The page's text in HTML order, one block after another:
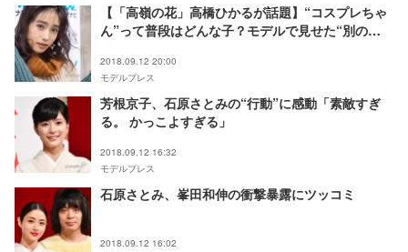
【「高嶺の花」高橋ひかるが話題】“コスプレちゃ
ん”って普段はどんな子？モデルで見せた“別の
2018.09.12 20:00
モデルプレス
芳根京子、石原さとみの“行動”に感動「素敵すぎ
る。 かっこよすぎる」
2018.09.12 16:32
モデルプレス
石原さとみ、峯田和伸の衝撃暴露にツッコミ
2018.09.12 16:02